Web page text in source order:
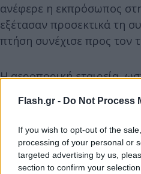
Flash.gr - Do Not Process
If you wish to opt-out of the
processing of your personal or
targeted advertising by us,
section to confirm your
ανέφερε η εκπρόσωπος
εξέτασαν προσεκτικά τη
πτήση συνέχισε προς τον
Η αεροπορική εταιρεία,
επιβαινόντων χωρίς όμως
ενδεχόμενο το φαγητό
να είχε παρασκευαστεί